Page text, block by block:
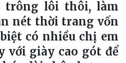
trông lôi thôi, làm
nét thời trang vốn
có nhiều chị em
với giày cao gót để